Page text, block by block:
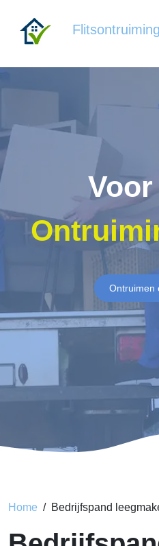
Ontruimen
Home Bedrijfspand